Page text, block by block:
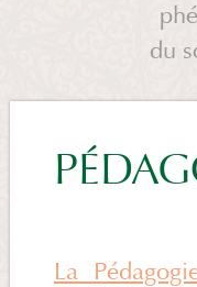
du
L'ACADÉMIE
La